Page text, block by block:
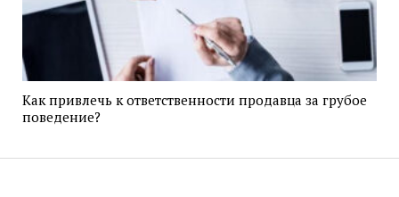
Как привлечь к ответственности продавца за грубое
поведение?